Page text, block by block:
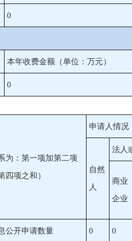
0
本年收费金额（单位：万元）
0
为：第一项加第二项
四项之和）
申请人情况
自然
人
法人
商业
企业
公开申请数量 0 0